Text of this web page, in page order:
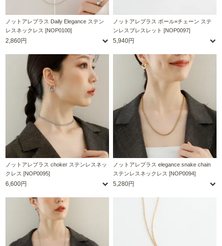
ノットアレプラス Daily Elegance ステン
レスネックレス [NOP0100]
2,860円
ノットアレプラス ボール×チェーン ステ
ンレスブレスレット [NOP0097]
5,940円
ノットアレプラス choker ステンレスネッ
クレス [NOP0095]
6,600円
ノットアレプラス elegance snake chain
ステンレスネックレス [NOP0094]
5,280円